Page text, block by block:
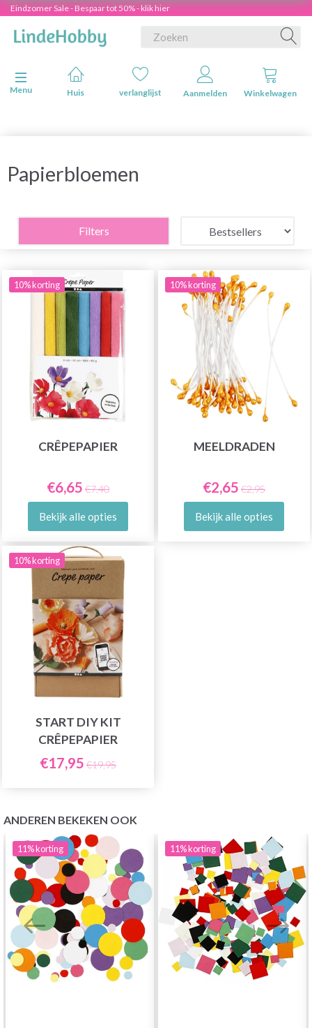
Eindzomer Sale - Bespaar tot 50% - klik hier
Navigatie in-/uitschakelen
Menu
Huis verlanglijst Aanmelden Winkelwagen
Papierbloemen
Filters
10% korting
CRÊPEPAPIER
€6,65 €7,40
Bekijk alle opties
10% korting
MEELDRADEN
€2,65 €2,95
Bekijk alle opties
10% korting
START DIY KIT
CRÊPEPAPIER
€17,95 €19,95
ANDEREN BEKEKEN OOK
11%korting 11%korting